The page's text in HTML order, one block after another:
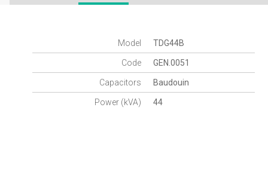
Model TDG44B
Code GEN.0051
Capacitors Baudouin
Power (kVA) 44